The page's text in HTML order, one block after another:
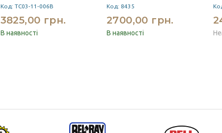
Код: TC03-11-006B
3825,00 грн.
В наявності
Код: 8435
2700,00 грн.
В наявності